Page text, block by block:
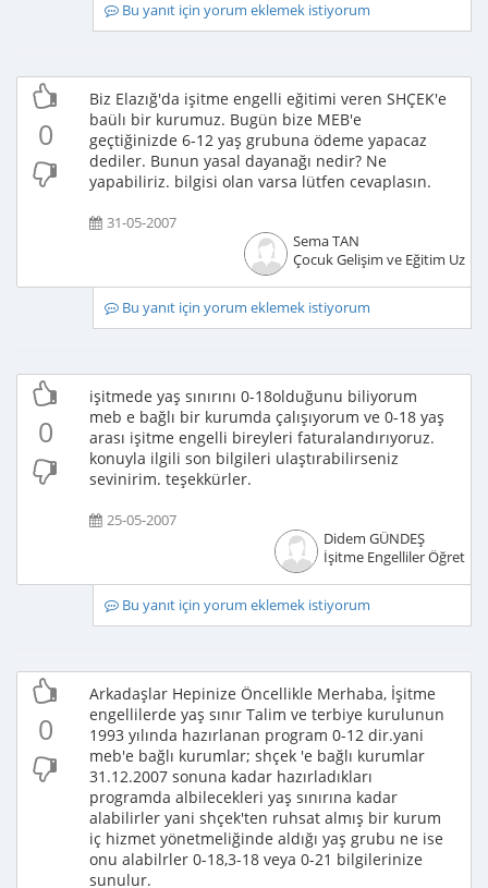
Bu yanıt için yorum eklemek istiyorum
0
Biz Elazığ'da işitme engelli eğitimi veren SHÇEK'e
baülı bir kurumuz. Bugün bize MEB'e
geçtiğinizde 6-12 yaş grubuna ödeme yapacaz
dediler. Bunun yasal dayanağı nedir? Ne
yapabiliriz. bilgisi olan varsa lütfen cevaplasın.
31-05-2007
Sema TAN
Çocuk Gelişim ve Eğitim
Bu yanıt için yorum eklemek istiyorum
0
işitmede yaş sınırını 0-18olduğunu biliyorum
meb e bağlı bir kurumda çalışıyorum ve 0-18 yaş
arası işitme engelli bireyleri faturalandırıyoruz.
konuyla ilgili son bilgileri ulaştırabilirseniz
sevinirim. teşekkürler.
25-05-2007
Didem GÜNDEŞ
İşitme Engelliler
Bu yanıt için yorum eklemek istiyorum
0
Arkadaşlar Hepinize Öncellikle Merhaba, İşitme
engellilerde yaş sınır Talim ve terbiye kurulunun
1993 yılında hazırlanan program 0-12 dir.yani
meb'e bağlı kurumlar; shçek 'e bağlı kurumlar
31.12.2007 sonuna kadar hazırladıkları
programda albilecekleri yaş sınırına kadar
alabilirler yani shçek'ten ruhsat almış bir kurum
iç hizmet yönetmeliğinde aldığı yaş grubu ne ise
onu alabilrler 0-18,3-18 veya 0-21 bilgilerinize
sunulur.